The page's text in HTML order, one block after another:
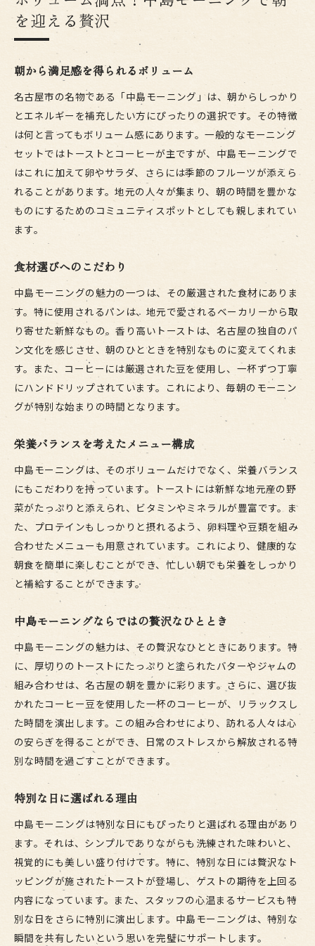
を迎える贅沢
朝から満足感を得られるボリューム
名古屋市の名物である「中島モーニング」は、朝からしっかり
とエネルギーを補充したい方にぴったりの選択です。その特徴
は何と言ってもボリューム感にあります。一般的なモーニング
セットではトーストとコーヒーが主ですが、中島モーニングで
はこれに加えて卵やサラダ、さらには季節のフルーツが添えら
れることがあります。地元の人々が集まり、朝の時間を豊かな
ものにするためのコミュニティスポットとしても親しまれてい
ます。
食材選びへのこだわり
中島モーニングの魅力の一つは、その厳選された食材にありま
す。特に使用されるパンは、地元で愛されるベーカリーから取
り寄せた新鮮なもの。香り高いトーストは、名古屋の独自のパ
ン文化を感じさせ、朝のひとときを特別なものに変えてくれま
す。また、コーヒーには厳選された豆を使用し、一杯ずつ丁寧
にハンドドリップされています。これにより、毎朝のモーニン
グが特別な始まりの時間となります。
栄養バランスを考えたメニュー構成
中島モーニングは、そのボリュームだけでなく、栄養バランス
にもこだわりを持っています。トーストには新鮮な地元産の野
菜がたっぷりと添えられ、ビタミンやミネラルが豊富です。ま
た、プロテインもしっかりと摂れるよう、卵料理や豆類を組み
合わせたメニューも用意されています。これにより、健康的な
朝食を簡単に楽しむことができ、忙しい朝でも栄養をしっかり
と補給することができます。
中島モーニングならではの贅沢なひととき
中島モーニングの魅力は、その贅沢なひとときにあります。特
に、厚切りのトーストにたっぷりと塗られたバターやジャムの
組み合わせは、名古屋の朝を豊かに彩ります。さらに、選び抜
かれたコーヒー豆を使用した一杯のコーヒーが、リラックスし
た時間を演出します。この組み合わせにより、訪れる人々は心
の安らぎを得ることができ、日常のストレスから解放される特
別な時間を過ごすことができます。
特別な日に選ばれる理由
中島モーニングは特別な日にもぴったりと選ばれる理由があり
ます。それは、シンプルでありながらも洗練された味わいと、
視覚的にも美しい盛り付けです。特に、特別な日には贅沢なト
ッピングが施されたトーストが登場し、ゲストの期待を上回る
内容になっています。また、スタッフの心温まるサービスも特
別な日をさらに特別に演出します。中島モーニングは、特別な
瞬間を共有したいという思いを完璧にサポートします。